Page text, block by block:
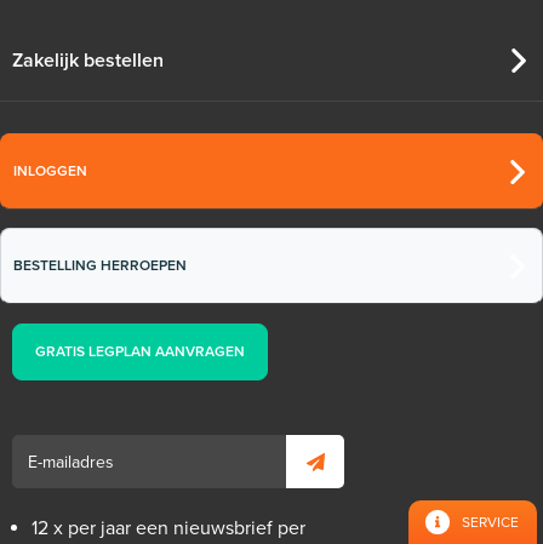
Zakelijk bestellen
INLOGGEN
BESTELLING HERROEPEN
GRATIS LEGPLAN AANVRAGEN
12 x per jaar een nieuwsbrief per SERVICE